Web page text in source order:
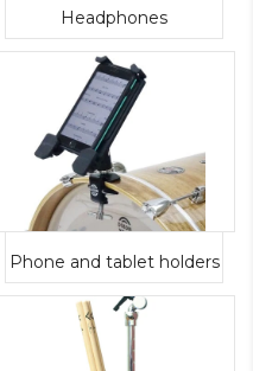
Headphones
Phone and tablet holders